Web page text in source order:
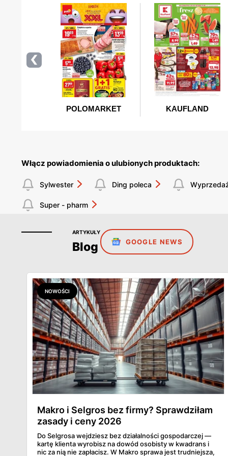
Włącz powiadomienia o ulubionych produktach:
Sylwester Ding poleca
Super - pharm
ARTYKUŁY
Blog GOOGLE NEWS
NOWOŚCI
Makro i Selgros bez firmy? Sprawdziłam
zasady i ceny 2026
Do Selgrosa wejdziesz bez działalności gospodarczej —
kartę klienta wyrobisz na dowód osobisty w kwadrans i
nic za nią nie zapłacisz. W Makro sprawa jest trudniejsza,